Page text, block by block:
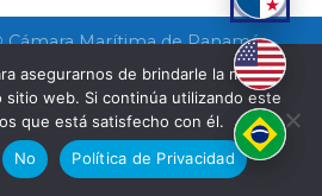
Cámara Marítima de Panamá
asegurarnos de brindarle la mejor
web. Si continúa utilizando este
que está satisfecho con él.
No Política de Privacidad